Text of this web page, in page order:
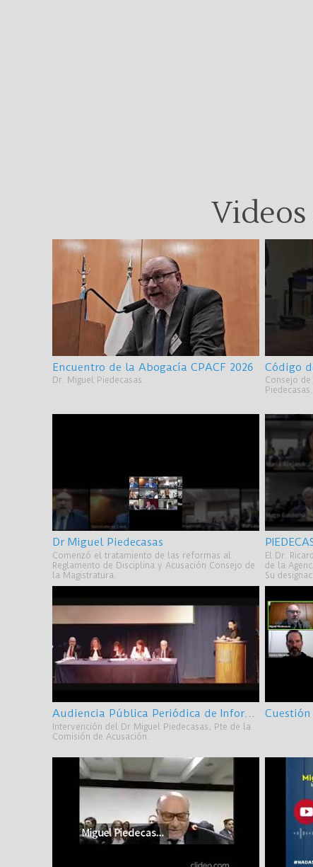
Encuentro de la Abogacía CPACF 2026
Dr. Miguel Piedecasas.
Código
Consejo
Piedecasas.
Dr Miguel Piedecasas
Comenzó el tratamiento de las reformas al
Reglamento de Disciplina y Acusación Consejo de
la Magistratura.
El Dr.
de la
Su
Audiencia Pública Periódica de Información 2023 - Universidad Nacional de Rosario
Intervención del Dr Miguel Piedecasas, Pte de la
Comisión de Acusación.